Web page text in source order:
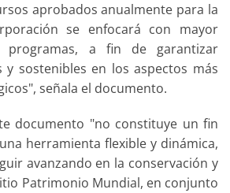
aprobados anualmente para la
se enfocará con mayor
programas, a fin de garantizar
y sostenibles en los aspectos más
señala el documento.
documento "no constituye un fin
herramienta flexible y dinámica,
avanzando en la conservación y
Patrimonio Mundial, en conjunto